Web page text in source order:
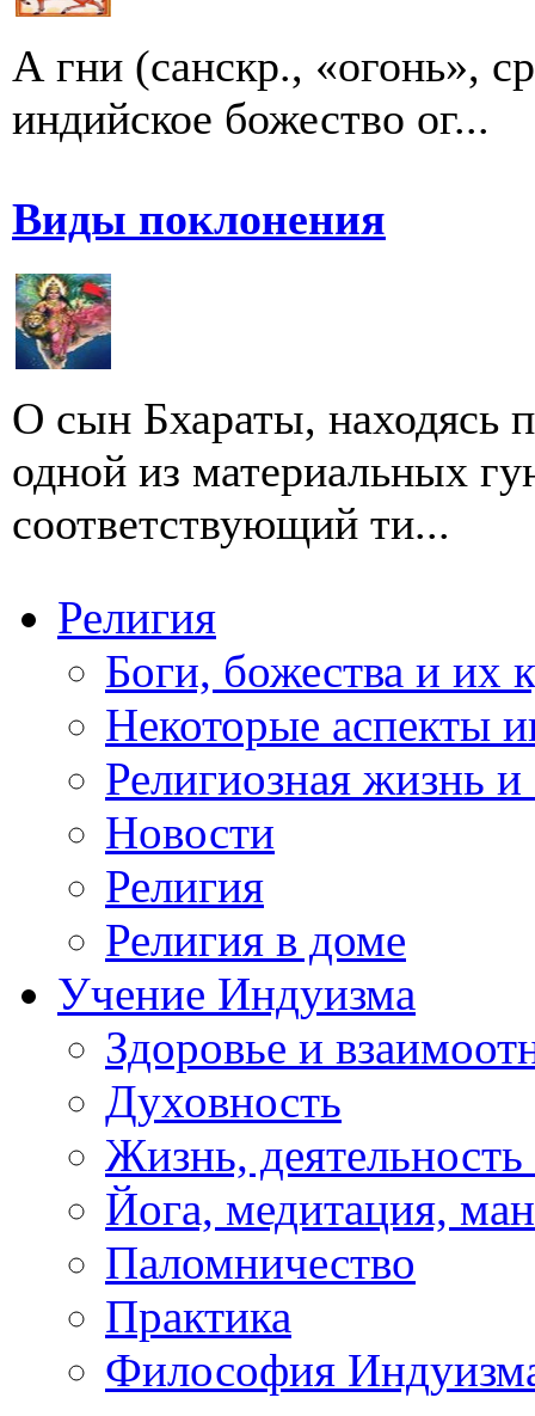
А гни (санскр., «огонь»,
индийское божество ог...
Виды поклонения
О сын Бхараты, находясь
одной из материальных
соответствующий ти...
Религия
Боги, божества и их
Некоторые аспекты
Религиозная жизнь
Новости
Религия
Религия в доме
Учение Индуизма
Здоровье и
Духовность
Жизнь, деятельность
Йога, медитация,
Паломничество
Практика
Философия